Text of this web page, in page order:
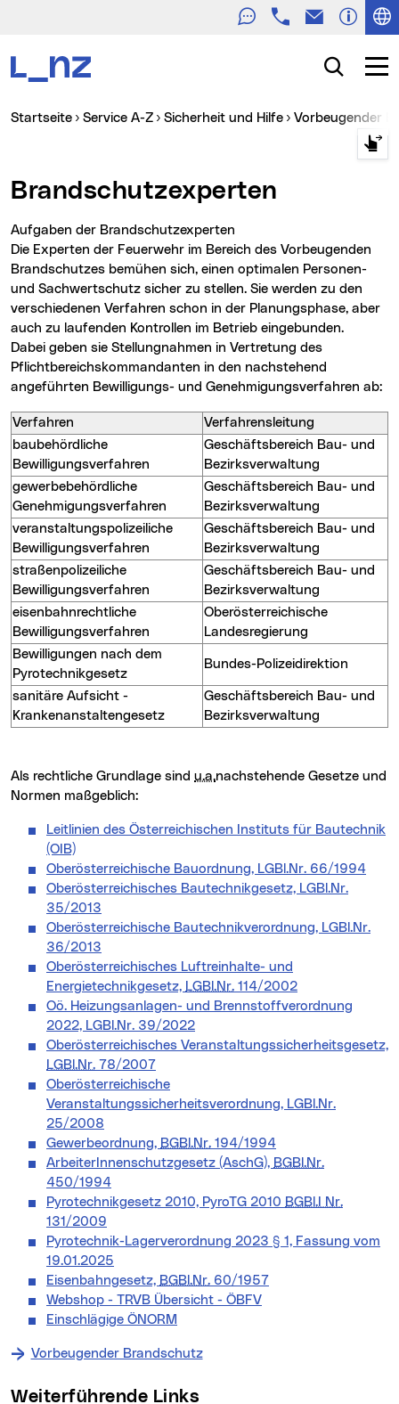
TelefonE-Mail
Suche
Sie sind hier:
Startseite Service A-Z Sicherheit und Hilfe Vorbeugender
Brandschutzexperten
Aufgaben der Brandschutzexperten
Die Experten der Feuerwehr im Bereich des Vorbeugenden
Brandschutzes bemühen sich, einen optimalen Personen-
und Sachwertschutz sicher zu stellen. Sie werden zu den
verschiedenen Verfahren schon in der Planungsphase, aber
auch zu laufenden Kontrollen im Betrieb eingebunden.
Dabei geben sie Stellungnahmen in Vertretung des
Pflichtbereichskommandanten in den nachstehend
angeführten Bewilligungs- und Genehmigungsverfahren ab:
Verfahren
Verfahrensleitung
baubehördliche
Bewilligungsverfahren
Geschäftsbereich Bau- und
Bezirksverwaltung
gewerbebehördliche
Genehmigungsverfahren
Geschäftsbereich Bau- und
Bezirksverwaltung
veranstaltungspolizeiliche
Bewilligungsverfahren
Geschäftsbereich Bau- und
Bezirksverwaltung
straßenpolizeiliche
Bewilligungsverfahren
Geschäftsbereich Bau- und
Bezirksverwaltung
eisenbahnrechtliche
Bewilligungsverfahren
Oberösterreichische
Landesregierung
Bewilligungen nach dem
Pyrotechnikgesetz
Bundes-Polizeidirektion
sanitäre Aufsicht -
Krankenanstaltengesetz
Geschäftsbereich Bau- und
Bezirksverwaltung
Als rechtliche Grundlage sind u.a.nachstehende Gesetze und
Normen maßgeblich:
Leitlinien des Österreichischen Instituts für Bautechnik
(OIB)
Oberösterreichische Bauordnung, LGBl.Nr. 66/1994
Oberösterreichisches Bautechnikgesetz, LGBl.Nr.
35/2013
Oberösterreichische Bautechnikverordnung, LGBl.Nr.
36/2013
Oberösterreichisches Luftreinhalte- und
Energietechnikgesetz, LGBl.Nr. 114/2002
Oö. Heizungsanlagen- und Brennstoffverordnung
2022, LGBl.Nr. 39/2022
Oberösterreichisches Veranstaltungssicherheitsgesetz,
LGBl.Nr. 78/2007
Oberösterreichische
Veranstaltungssicherheitsverordnung, LGBl.Nr.
25/2008
Gewerbeordnung, BGBl.Nr. 194/1994
ArbeiterInnenschutzgesetz (AschG), BGBl.Nr.
450/1994
Pyrotechnikgesetz 2010, PyroTG 2010 BGBl.I Nr.
131/2009
Pyrotechnik-Lagerverordnung 2023 § 1, Fassung vom
19.01.2025
Eisenbahngesetz, BGBl.Nr. 60/1957
Webshop - TRVB Übersicht - ÖBFV
Einschlägige ÖNORM
Vorbeugender Brandschutz
Weiterführende Links